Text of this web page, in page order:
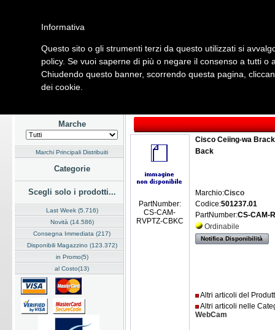
Home Listino Marchi Dati Cliente Servizi Company
Hardware Software Fotografia Telefonia Audio Video
Marche
Marchi Principali Distribuiti
Categorie
Scegli solo i prodotti...
Last Week (5.716)
Novità (14.586)
Consegna Immediata (217)
Disponibili Magazzino (123.372)
in Promo(5)
al Costo(13)
PartNumber:
CS-CAM-
RVPTZ-CBKC
Cisco Ceiing-wa
Back
Marchio:Cisco
Codice:501237.01
PartNumber:CS-CAM-
Ordinabile
Notifica Disponibilità
Altri articoli del
Altri articoli nelle
WebCam
Informativa
Questo sito o gli strumenti terzi da questo utilizzati si
policy. Se vuoi saperne di più o negare il consenso a tutti o
Chiudendo questo banner, scorrendo questa pagina,
dei cookie.